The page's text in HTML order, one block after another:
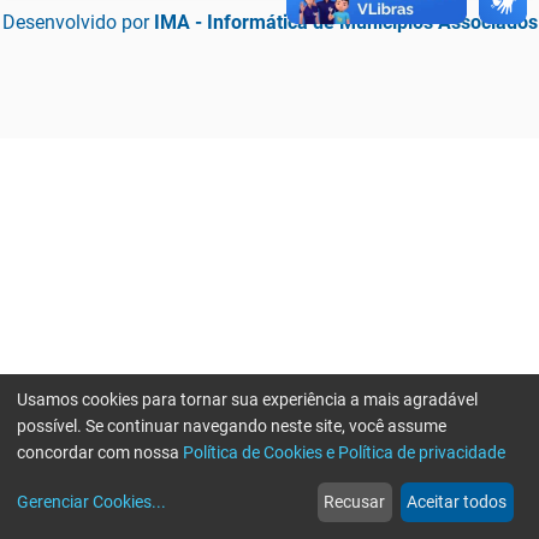
Desenvolvido por IMA - Informática de Municípios Associados
web
Notícias
more_horiz
Mais
Usamos cookies para tornar sua experiência a mais agradável
possível. Se continuar navegando neste site, você assume
concordar com nossa Política de Cookies e Política de privacidade
Gerenciar Cookies... Recusar Aceitar todos
Erro ao enviar informações, por favor tente novamente